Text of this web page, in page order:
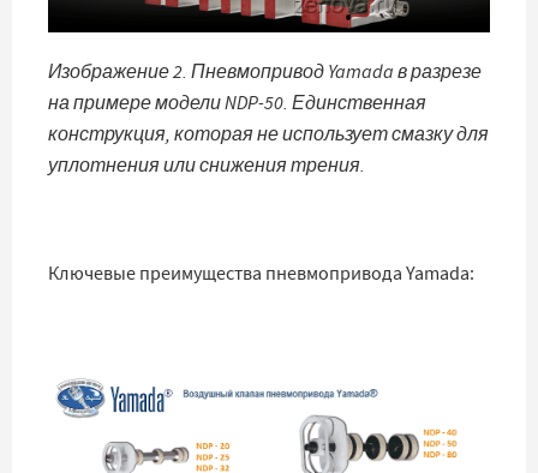
Изображение 2. Пневмопривод Yamada в разрезе
на примере модели NDP-50. Единственная
конструкция, которая не использует смазку для
уплотнения или снижения трения.
Ключевые преимущества пневмопривода Yamada: